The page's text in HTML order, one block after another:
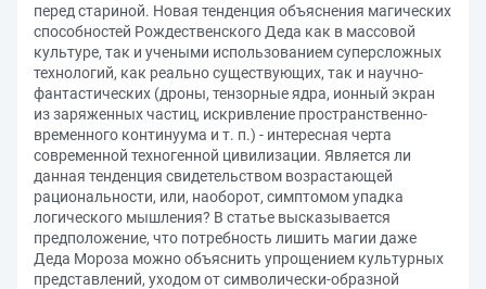
перед стариной. Новая тенденция объяснения магических
способностей Рождественского Деда как в массовой
культуре, так и учеными использованием суперсложных
технологий, как реально существующих, так и научно-
фантастических (дроны, тензорные ядра, ионный экран
из заряженных частиц, искривление пространственно-
временного континуума и т. п.) - интересная черта
современной техногенной цивилизации. Является ли
данная тенденция свидетельством возрастающей
рациональности, или, наоборот, симптомом упадка
логического мышления? В статье высказывается
предположение, что потребность лишить магии даже
Деда Мороза можно объяснить упрощением культурных
представлений, уходом от символически-образной